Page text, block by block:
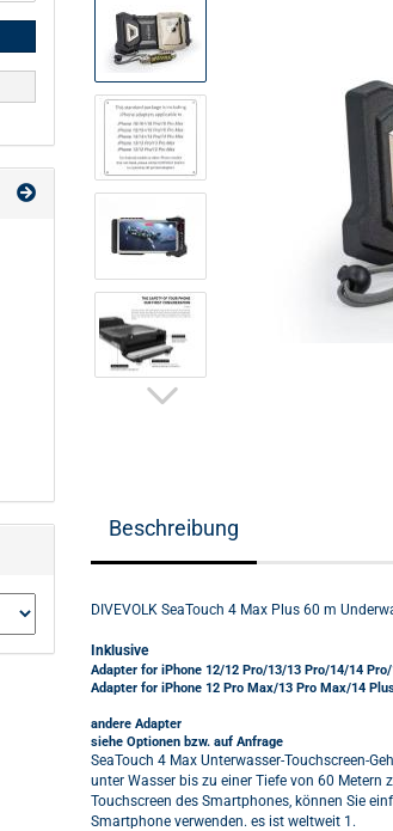
Beschreibung
DIVEVOLK SeaTouch 4 Max Plus 60 m
Inklusive
Adapter for iPhone 12/12 Pro/13/13 Pro/14/14
Adapter for iPhone 12 Pro Max/13 Pro Max/14
andere Adapter
siehe Optionen bzw. auf Anfrage
SeaTouch 4 Max Unterwasser-Touchscreen-
unter Wasser bis zu einer Tiefe von 60 Metern
Touchscreen des Smartphones, können Sie
Smartphone verwenden. es ist weltweit 1.